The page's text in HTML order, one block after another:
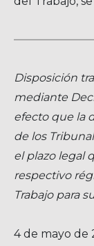
Disposición
mediante
efecto que la
de los
el plazo legal
respectivo
Trabajo para
4 de mayo de